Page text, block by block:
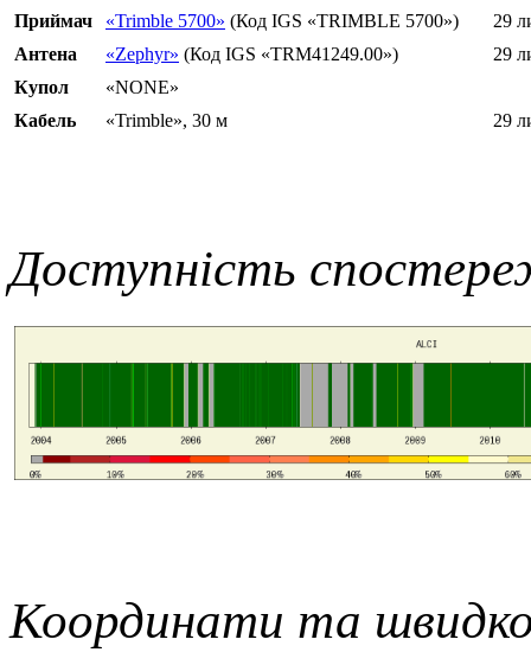
Приймач
«Trimble 5700» (Код IGS «TRIMBLE 5700»)
29
Антена
«Zephyr» (Код IGS «TRM41249.00»)
29
Купол
«NONE»
Кабель
«Trimble», 30 м 29
Доступність
Координати та